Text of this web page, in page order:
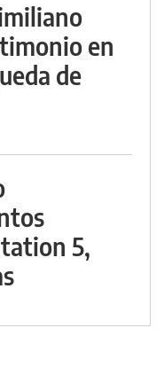
en
de
5,